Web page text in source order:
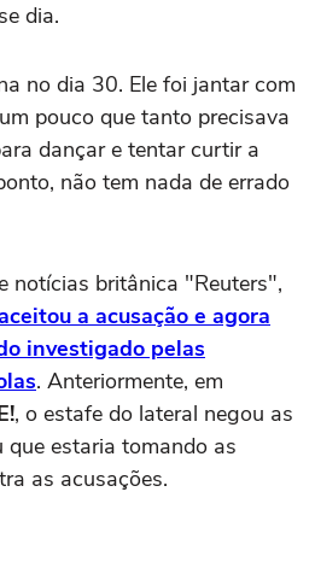
dia.
no dia 30. Ele foi jantar com
pouco que tanto precisava
dançar e tentar curtir a
não tem nada de errado
notícias britânica "Reuters",
a acusação e agora
investigado pelas
. Anteriormente, em
, o estafe do lateral negou as
que estaria tomando as
as acusações.